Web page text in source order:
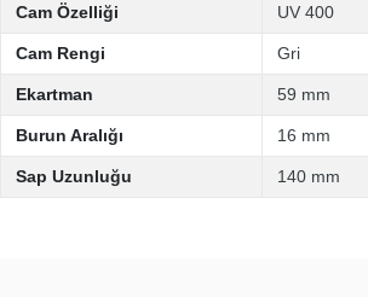
Cam Özelliği UV 400
Cam Rengi Gri
Ekartman 59 mm
Burun Aralığı 16 mm
Sap Uzunluğu 140 mm